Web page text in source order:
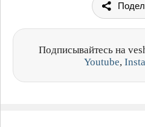
Подписывайтесь на
Youtube,